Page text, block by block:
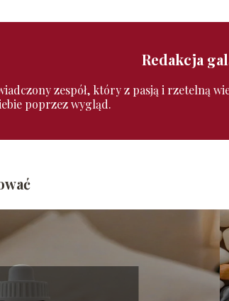
Redakcja
zespół, który z pasją i rzetelną
poprzez wygląd.